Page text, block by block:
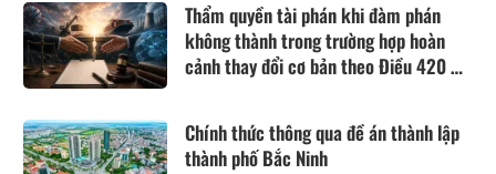
Thẩm quyền tài phán khi đàm phán
không thành trong trường hợp hoàn
cảnh thay đổi cơ bản theo Điều 420 Bộ
Chính thức thông qua đề án thành lập
thành phố Bắc Ninh